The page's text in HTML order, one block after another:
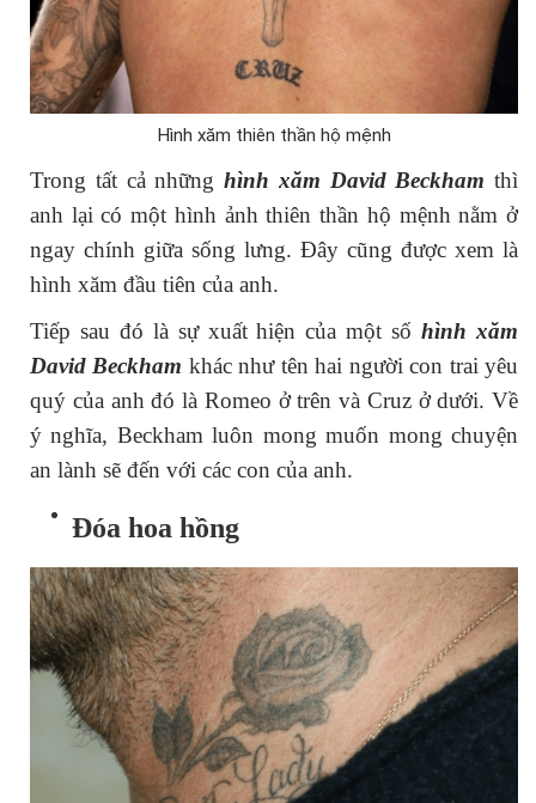
Hình xăm thiên thần hộ mệnh
Trong tất cả những hình xăm David Beckham thì
anh lại có một hình ảnh thiên thần hộ mệnh nằm ở
ngay chính giữa sống lưng. Đây cũng được xem là
hình xăm đầu tiên của anh.
Tiếp sau đó là sự xuất hiện của một sốhình xăm
David Beckham khác như tên hai người con trai yêu
quý của anh đó là Romeo ở trên và Cruz ở dưới. Về
ý nghĩa, Beckham luôn mong muốn mong chuyện
an lành sẽ đến với các con của anh.
Đóa hoa hồng